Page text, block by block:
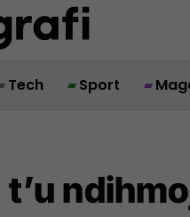
Tech Sport